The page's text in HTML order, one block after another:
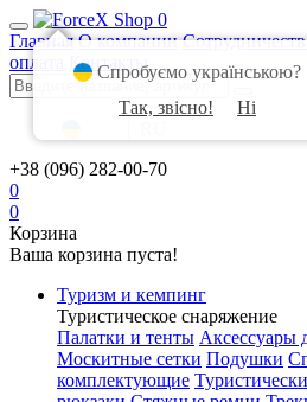
0
Главная О компании
оплата
Контакты
+38 (096) 282-00-70
0
0
Корзина
Ваша корзина пуста!
Туризм и кемпинг
Туристическое снаряжение
Палатки и тенты Аксессуары
Москитные сетки Подушки
комплектующие
Спробуємо українською?
Так, звісно!
Ні